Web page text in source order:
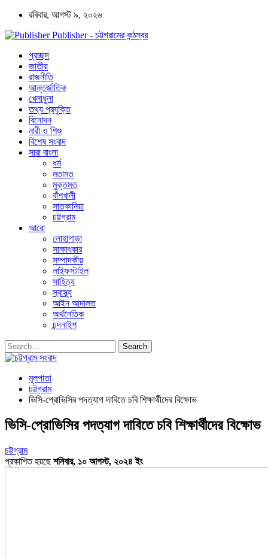
রবিবার, আগস্ট ৯, ২০২৬
Publisher - চট্টগ্রামের কন্ঠস্বর
প্রচ্ছদ
জাতীয়
রাজনীতি
আন্তর্জাতিক
খেলাধুলা
তথ্য প্রযুক্তি
বিনোদন
নারী ও শিশু
বিশেষ সংবাদ
সারা বাংলা
ধর্ম
মতামত
মুক্তমত
বাঁশখালী
সাতকানিয়া
চট্টগ্রাম
আরো
লোহাগাড়া
সাক্ষাৎকার
সম্পাদকীয়
লাইফস্টাইল
সাহিত্য
স্বাস্থ্য
আইন আদালত
অর্থনৈতিক
চন্দনাইশ
মূলপাতা
চট্টগ্রাম
ভিসি-প্রোভিসির পদত্যাগ দাবিতে চবি শিক্ষার্থীদের বিক্ষোভ
ভিসি-প্রোভিসির পদত্যাগ দাবিতে চবি শিক্ষার্থীদের বিক্ষোভ
চট্টগ্রাম
প্রকাশিত হয়ছেশনিবার, ১০ আগস্ট, ২০২৪ ইং